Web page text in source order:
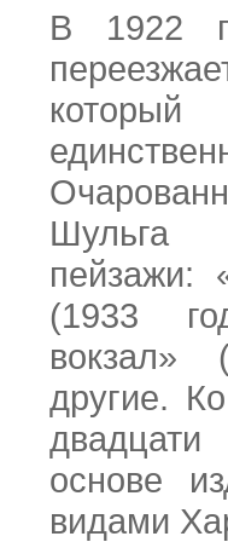
В 1922
Шульга
пейзажи:
(1933
другие.
основе
видами